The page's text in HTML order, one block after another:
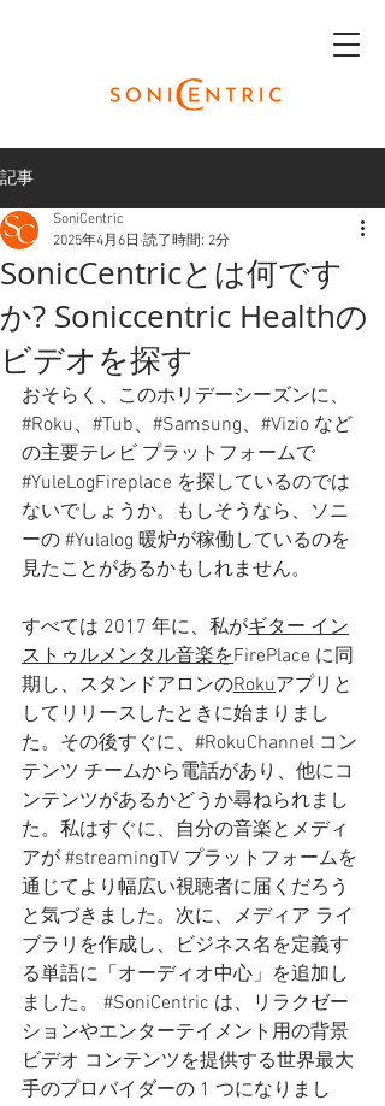
記事
SonicCentricとは何です
か? Soniccentric Healthの
ビデオを探す
SoniCentric
2025年4月6日 読了時間: 2分
おそらく、このホリデーシーズンに、
#Roku、#Tub、#Samsung、#Vizio など
の主要テレビ プラットフォームで
#YuleLogFireplace を探しているのでは
ないでしょうか。もしそうなら、ソニ
ーの #Yulalog 暖炉が稼働しているのを
見たことがあるかもしれません。
すべては 2017 年に、私がギター イン
ストゥルメンタル音楽をFirePlace に同
期し、スタンドアロンのRokuアプリと
してリリースしたときに始まりまし
た。その後すぐに、#RokuChannel コン
テンツ チームから電話があり、他にコ
ンテンツがあるかどうか尋ねられまし
た。私はすぐに、自分の音楽とメディ
アが #streamingTV プラットフォームを
通じてより幅広い視聴者に届くだろう
と気づきました。次に、メディア ライ
ブラリを作成し、ビジネス名を定義す
る単語に「オーディオ中心」を追加し
ました。 #SoniCentric は、リラクゼー
ションやエンターテイメント用の背景
ビデオ コンテンツを提供する世界最大
手のプロバイダーの 1 つになりまし